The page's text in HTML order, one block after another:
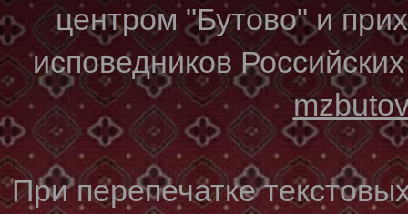
центром "Бутово" и
исповедников
При перепечатке